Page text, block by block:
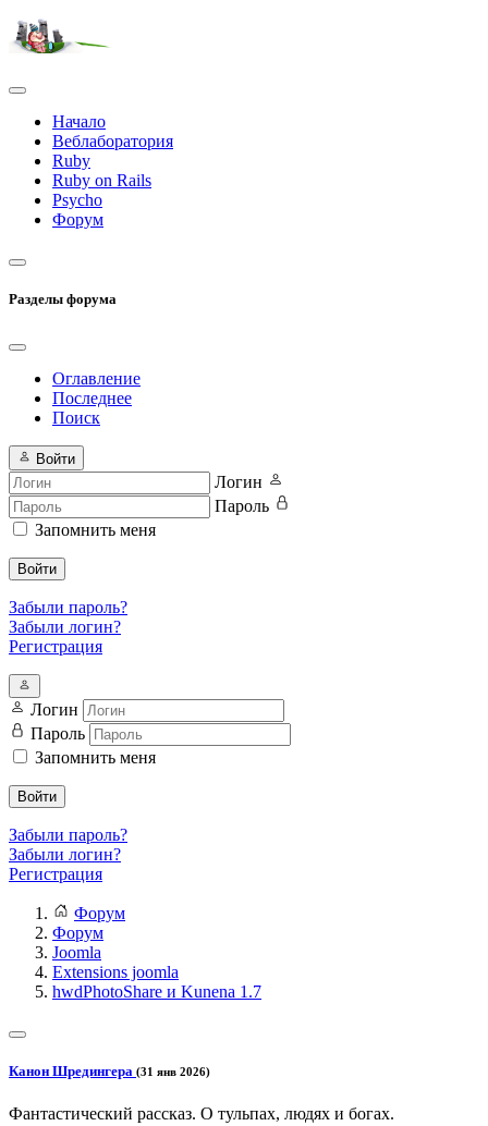
Начало
Веблаборатория
Ruby
Ruby on Rails
Psycho
Форум
Разделы форума
Оглавление
Последнее
Поиск
Войти
Логин
Пароль
Запомнить меня
Войти
Забыли пароль?
Забыли логин?
Регистрация
Логин
Пароль
Запомнить меня
Войти
Забыли пароль?
Забыли логин?
Регистрация
Форум
Форум
Joomla
Extensions joomla
hwdPhotoShare и Kunena 1.7
Канон Шредингера (31 янв 2026)
Фантастический рассказ. О тульпах, людях и богах.